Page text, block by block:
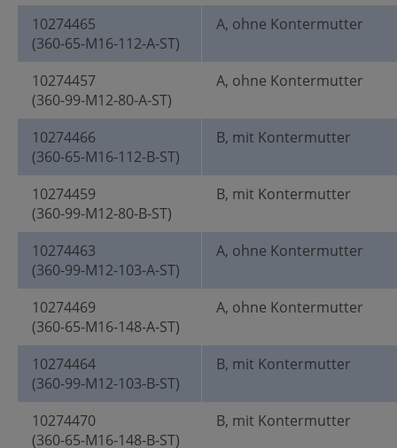
10274465
(360-65-M16-112-A-ST)
A, ohne Kontermutter
10274457
(360-99-M12-80-A-ST)
A, ohne Kontermutter
10274466
(360-65-M16-112-B-ST)
B, mit Kontermutter
10274459
(360-99-M12-80-B-ST)
B, mit Kontermutter
10274463
(360-99-M12-103-A-ST)
A, ohne Kontermutter
10274469
(360-65-M16-148-A-ST)
A, ohne Kontermutter
10274464
(360-99-M12-103-B-ST)
B, mit Kontermutter
10274470
(360-65-M16-148-B-ST)
B, mit Kontermutter